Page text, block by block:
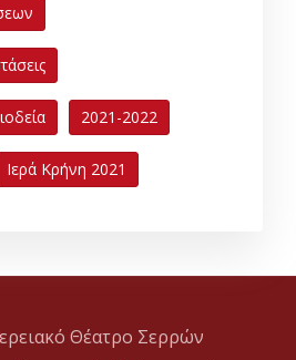
2021-2022
Ιερά Κρήνη 2021
Θέατρο Σερρών